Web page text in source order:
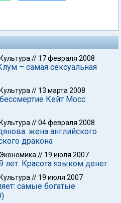
Культура // 17 февраля 2008
– самая сексуальная
Культура // 13 марта 2008
Кейт Мосс.
Культура //04 февраля 2008
жена английского
дракона
Экономика // 19 июля 2007
Красота языком денег
Культура // 19 июля 2007
самые богатые